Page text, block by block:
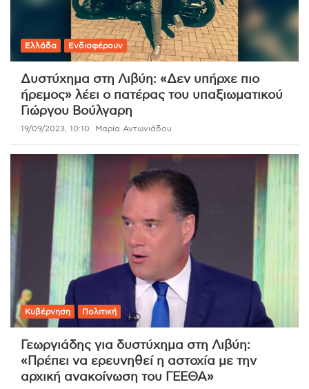
Ελλάδα Ενδιαφέρουν
Δυστύχημα στη Λιβύη: «Δεν υπήρχε πιο
ήρεμος» λέει ο πατέρας του υπαξιωματικού
Γιώργου Βούλγαρη
19/09/2023, 10:10 Μαρία Αντωνιάδου
Κυβέρνηση Πολιτική
Γεωργιάδης για δυστύχημα στη Λιβύη:
«Πρέπει να ερευνηθεί η αστοχία με την
αρχική ανακοίνωση του ΓΕΕΘΑ»